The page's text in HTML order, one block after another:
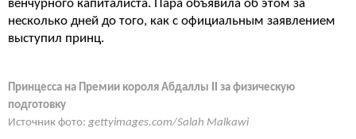
венчурного капиталиста. Пара объявила об этом за
несколько дней до того, как с официальным заявлением
выступил принц.
Принцесса на Премии короля Абдаллы II за физическую
подготовку
Источник фото: gettyimages.com/Salah Malkawi